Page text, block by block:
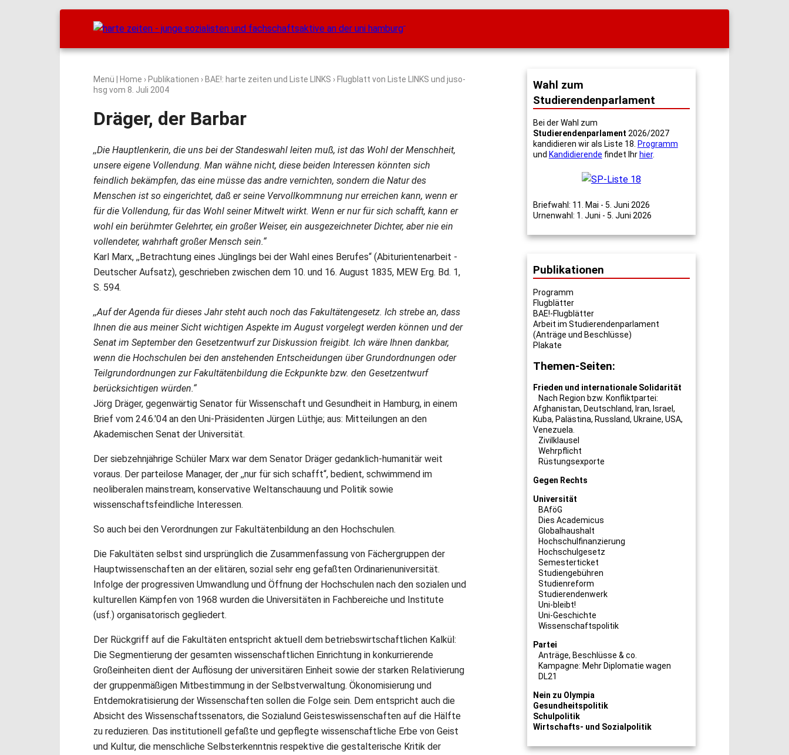
Menü Home › Publikationen › BAE!: harte zeiten und Liste LINKS › Flugblatt von Liste LINKS und juso-
hsg vom 8. Juli 2004
Dräger, der Barbar
,,Die Hauptlenkerin, die uns bei der Standeswahl leiten muß, ist das Wohl der Menschheit,
unsere eigene Vollendung. Man wähne nicht, diese beiden Interessen könnten sich
feindlich bekämpfen, das eine müsse das andre vernichten, sondern die Natur des
Menschen ist so eingerichtet, daß er seine Vervollkommnung nur erreichen kann, wenn er
für die Vollendung, für das Wohl seiner Mitwelt wirkt. Wenn er nur für sich schafft, kann er
wohl ein berühmter Gelehrter, ein großer Weiser, ein ausgezeichneter Dichter, aber nie ein
vollendeter, wahrhaft großer Mensch sein.“
Karl Marx, ,,Betrachtung eines Jünglings bei der Wahl eines Berufes“ (Abiturientenarbeit -
Deutscher Aufsatz), geschrieben zwischen dem 10. und 16. August 1835, MEW Erg. Bd. 1,
S. 594.
,,Auf der Agenda für dieses Jahr steht auch noch das Fakultätengesetz. Ich strebe an, dass
Ihnen die aus meiner Sicht wichtigen Aspekte im August vorgelegt werden können und der
Senat im September den Gesetzentwurf zur Diskussion freigibt. Ich wäre Ihnen dankbar,
wenn die Hochschulen bei den anstehenden Entscheidungen über Grundordnungen oder
Teilgrundordnungen zur Fakultätenbildung die Eckpunkte bzw. den Gesetzentwurf
berücksichtigen würden.“
Jörg Dräger, gegenwärtig Senator für Wissenschaft und Gesundheit in Hamburg, in einem
Brief vom 24.6.'04 an den Uni-Präsidenten Jürgen Lüthje; aus: Mitteilungen an den
Akademischen Senat der Universität.
Der siebzehnjährige Schüler Marx war dem Senator Dräger gedanklich-humanitär weit
voraus. Der parteilose Manager, der ,,nur für sich schafft“, bedient, schwimmend im
neoliberalen mainstream, konservative Weltanschauung und Politik sowie
wissenschaftsfeindliche Interessen.
So auch bei den Verordnungen zur Fakultätenbildung an den Hochschulen.
Die Fakultäten selbst sind ursprünglich die Zusammenfassung von Fächergruppen der
Hauptwissenschaften an der elitären, sozial sehr eng gefaßten Ordinarienuniversität.
Infolge der progressiven Umwandlung und Öffnung der Hochschulen nach den sozialen und
kulturellen Kämpfen von 1968 wurden die Universitäten in Fachbereiche und Institute
(usf.) organisatorisch gegliedert.
Der Rückgriff auf die Fakultäten entspricht aktuell dem betriebswirtschaftlichen Kalkül:
Die Segmentierung der gesamten wissenschaftlichen Einrichtung in konkurrierende
Großeinheiten dient der Auflösung der universitären Einheit sowie der starken Relativierung
der gruppenmäßigen Mitbestimmung in der Selbstverwaltung. Ökonomisierung und
Entdemokratisierung der Wissenschaften sollen die Folge sein. Dem entspricht auch die
Absicht des Wissenschaftssenators, die Sozialund Geisteswissenschaften auf die Hälfte
zu reduzieren. Das institutionell gefaßte und gepflegte wissenschaftliche Erbe von Geist
und Kultur, die menschliche Selbsterkenntnis respektive die gestalterische Kritik der
Wahl zum
Studierendenparlament
Bei der Wahl zum
Studierendenparlament 2026/2027
kandidieren wir als Liste 18. Programm
und Kandidierende findet Ihr hier.
Briefwahl: 11. Mai - 5. Juni 2026
Urnenwahl: 1. Juni - 5. Juni 2026
Publikationen
Programm
Flugblätter
BAE!-Flugblätter
Arbeit im Studierendenparlament
(Anträge und Beschlüsse)
Plakate
Themen-Seiten:
Frieden und internationale Solidarität
Nach Region bzw. Konfliktpartei:
Afghanistan, Deutschland, Iran, Israel ,
Kuba, Palästina, Russland, Ukraine, USA,
Venezuela
Zivilklausel
Wehrpflicht
Rüstungsexporte
Gegen Rechts
Universität
BAföG
Dies Academicus
Globalhaushalt
Hochschulfinanzierung
Hochschulgesetz
Semesterticket
Studiengebühren
Studienreform
Studierendenwerk
Uni-bleibt!
Uni-Geschichte
Wissenschaftspolitik
Partei
Anträge, Beschlüsse & co.
Kampagne: Mehr Diplomatie wagen
DL21
Nein zu Olympia
Gesundheitspolitik
Schulpolitik
Wirtschafts- und Sozialpolitik